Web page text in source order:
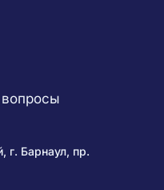
г. Барнаул, пр.